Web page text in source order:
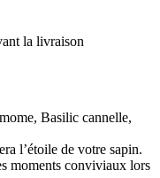
la livraison
Basilic cannelle,
l’étoile de votre sapin.
moments conviviaux lors